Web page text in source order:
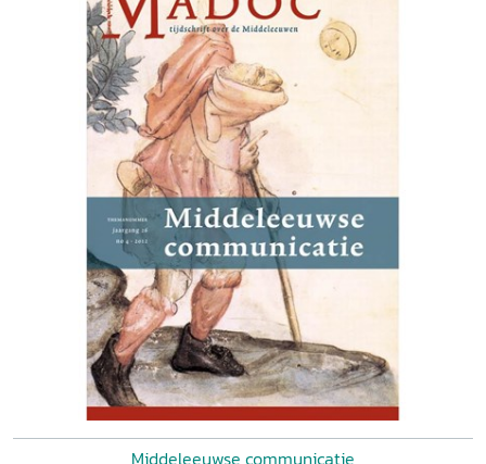
Middeleeuwse communicatie